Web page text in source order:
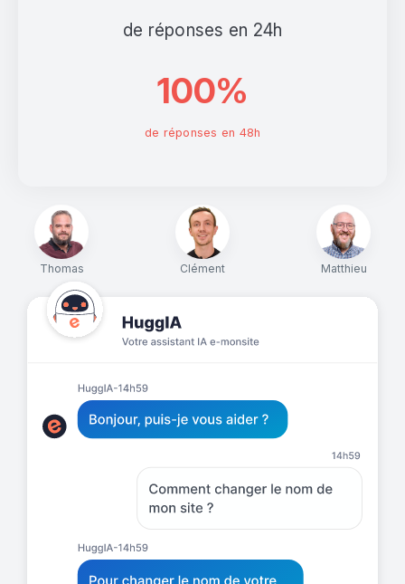
Thomas Clément Matthieu
de réponses en 24h
100%
de réponses en 48h